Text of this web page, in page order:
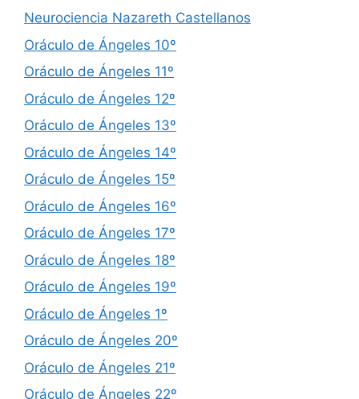
Neurociencia Nazareth Castellanos
Oráculo de Ángeles 10º
Oráculo de Ángeles 11º
Oráculo de Ángeles 12º
Oráculo de Ángeles 13º
Oráculo de Ángeles 14º
Oráculo de Ángeles 15º
Oráculo de Ángeles 16º
Oráculo de Ángeles 17º
Oráculo de Ángeles 18º
Oráculo de Ángeles 19º
Oráculo de Ángeles 1º
Oráculo de Ángeles 20º
Oráculo de Ángeles 21º
Oráculo de Ángeles 22º